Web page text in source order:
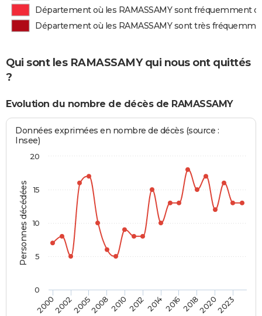
Département où les RAMASSAMY sont fréquemment
Département où les RAMASSAMY sont très
Qui sont les RAMASSAMY qui nous ont quittés
?
Evolution du nombre de décès de RAMASSAMY
Personnes décédées
Données exprimées en nombre de décès (source :
Insee)
20002002200520082010201220142016201820202023
0
5
10
15
20